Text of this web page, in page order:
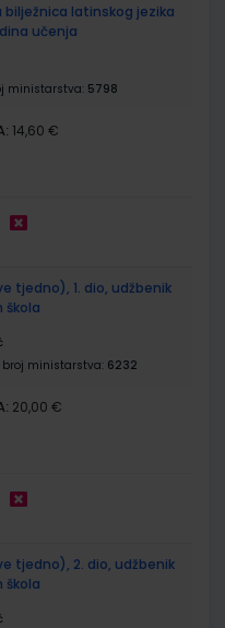
bilježnica latinskog jezika
učenja
ministarstva: 5798
14,60 €
tjedno), 1. dio, udžbenik
škola
broj ministarstva: 6232
20,00 €
tjedno), 2. dio, udžbenik
škola